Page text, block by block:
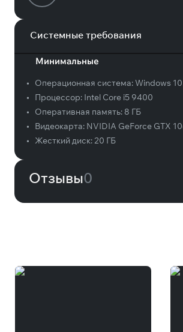
Системные требования
Минимальные
• Операционная система:Windows 10
•
Процессор: Intel Core i5 9400
•
Оперативная память: 8 ГБ
•
Видеокарта: NVIDIA GeForce GTX
•
Жесткий диск:20 ГБ
Отзывы0